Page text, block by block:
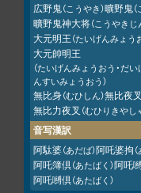
広野鬼（こうやき）曠野鬼
曠野鬼神大将（こうやき
大元明王（たいげんみょう
大元帥明王
（たいげんみょうおう・だ
んすいみょうおう）
無比身（むひしん）無比夜叉
無比力夜叉 （むひりきやし
音写漢訳
阿駄婆（あだば）阿吒婆拘
阿吒簿倶（あたばく）阿吒
阿吒嚩倶（あたばく）